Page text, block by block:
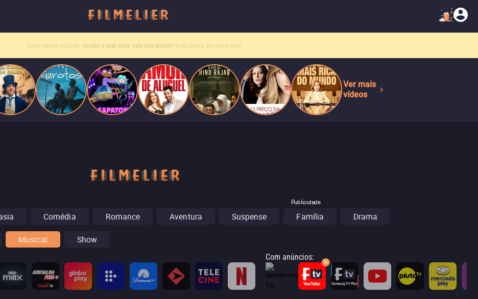
Ver mais
vídeos
Entre tantas opções, receba o que mais vale seu tempo! Toda sexta, no seu e-mail.
Publicidade
Comédia Romance Aventura Suspense Família Drama
Musical Show
Com anúncios: